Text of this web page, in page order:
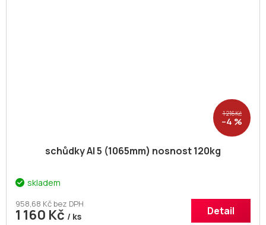
1 216 Kč
–4 %
schůdky Al 5 (1065mm) nosnost 120kg
skladem
958,68 Kč bez DPH
1 160 Kč / ks Detail